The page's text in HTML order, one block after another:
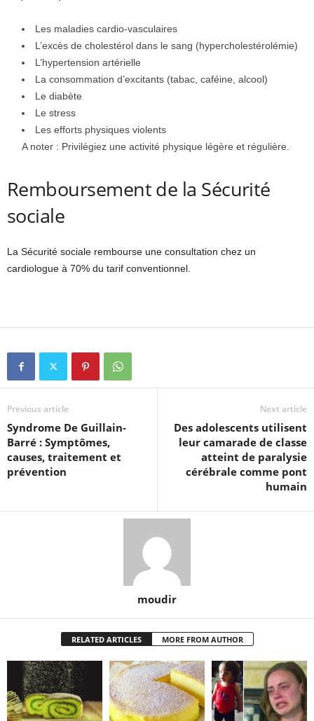
Les maladies cardio-vasculaires
L’excès de cholestérol dans le sang (hypercholestérolémie)
L’hypertension artérielle
La consommation d’excitants (tabac, caféine, alcool)
Le diabète
Le stress
Les efforts physiques violents
A noter : Privilégiez une activité physique légère et régulière.
Remboursement de la Sécurité
sociale
La Sécurité sociale rembourse une consultation chez un
cardiologue à 70% du tarif conventionnel.
Previous article
Syndrome De Guillain-
Barré : Symptômes,
causes, traitement et
prévention
Next article
Des adolescents utilisent
leur camarade de classe
atteint de paralysie
cérébrale comme pont
humain
moudir
RELATED ARTICLES MORE FROM AUTHOR